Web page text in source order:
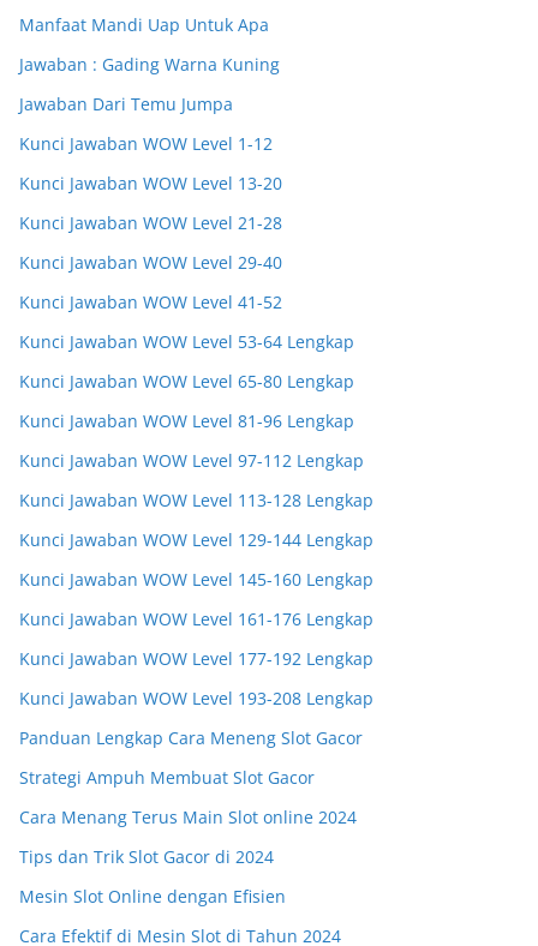
Manfaat Mandi Uap Untuk Apa
Jawaban : Gading Warna Kuning
Jawaban Dari Temu Jumpa
Kunci Jawaban WOW Level 1-12
Kunci Jawaban WOW Level 13-20
Kunci Jawaban WOW Level 21-28
Kunci Jawaban WOW Level 29-40
Kunci Jawaban WOW Level 41-52
Kunci Jawaban WOW Level 53-64 Lengkap
Kunci Jawaban WOW Level 65-80 Lengkap
Kunci Jawaban WOW Level 81-96 Lengkap
Kunci Jawaban WOW Level 97-112 Lengkap
Kunci Jawaban WOW Level 113-128 Lengkap
Kunci Jawaban WOW Level 129-144 Lengkap
Kunci Jawaban WOW Level 145-160 Lengkap
Kunci Jawaban WOW Level 161-176 Lengkap
Kunci Jawaban WOW Level 177-192 Lengkap
Kunci Jawaban WOW Level 193-208 Lengkap
Panduan Lengkap Cara Meneng Slot Gacor
Strategi Ampuh Membuat Slot Gacor
Cara Menang Terus Main Slot online 2024
Tips dan Trik Slot Gacor di 2024
Mesin Slot Online dengan Efisien
Cara Efektif di Mesin Slot di Tahun 2024